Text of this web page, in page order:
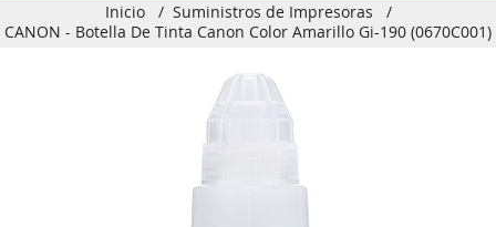
Inicio / Suministros de Impresoras
/
CANON - Botella De Tinta Canon Color Amarillo Gi-190 (0670C001)